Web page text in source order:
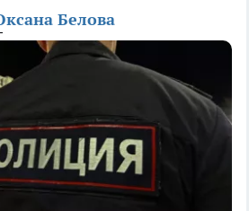
Белова